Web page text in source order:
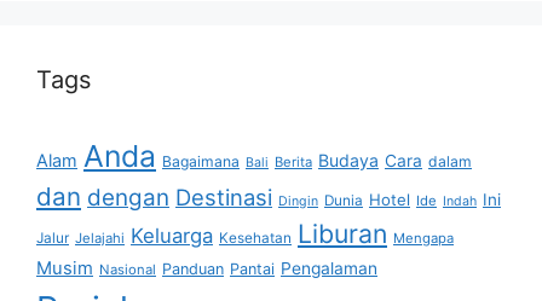
Tags
Alam Anda Bagaimana Bali Berita Budaya Cara dalam
dan dengan Destinasi Dingin Dunia Hotel Ide Indah Ini
Jalur Jelajahi Keluarga Kesehatan Liburan Mengapa
Musim Nasional Panduan Pantai Pengalaman